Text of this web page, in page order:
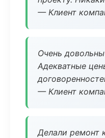
— Клиент
Очень
Адекватные
— Клиент
Делали ремонт